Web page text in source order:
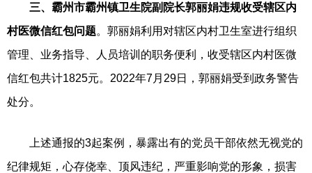
三、霸州市霸州镇卫生院副院长郭丽娟违规收受辖区内
村医微信红包问题。郭丽娟利用对辖区内村卫生室进行组织
管理、业务指导、人员培训的职务便利，收受辖区内村医微
信红包共计1825元。2022年7月29日，郭丽娟受到政务警告
处分。
上述通报的3起案例，暴露出有的党员干部依然无视党的
纪律规矩，心存侥幸、顶风违纪，严重影响党的形象，损害